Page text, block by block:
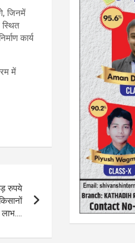
जिनमें
स्थित
कार्य
में
रुपये